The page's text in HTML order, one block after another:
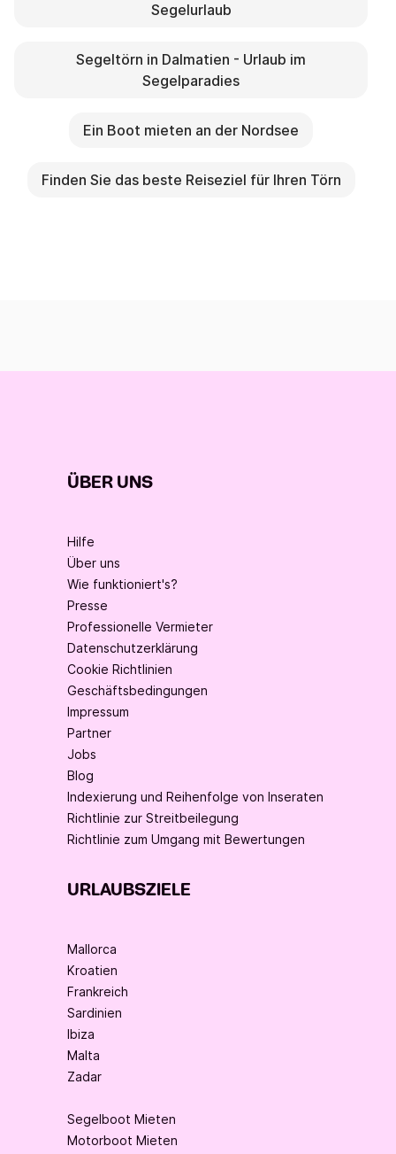
Segelurlaub
Segeltörn in Dalmatien - Urlaub im
Segelparadies
Ein Boot mieten an der Nordsee
Finden Sie das beste Reiseziel für Ihren Törn
ÜBER UNS
Hilfe
Über uns
Wie funktioniert's?
Presse
Professionelle Vermieter
Datenschutzerklärung
Cookie Richtlinien
Geschäftsbedingungen
Impressum
Partner
Jobs
Blog
Indexierung und Reihenfolge von Inseraten
Richtlinie zur Streitbeilegung
Richtlinie zum Umgang mit Bewertungen
URLAUBSZIELE
Mallorca
Kroatien
Frankreich
Sardinien
Ibiza
Malta
Zadar
Segelboot Mieten
Motorboot Mieten